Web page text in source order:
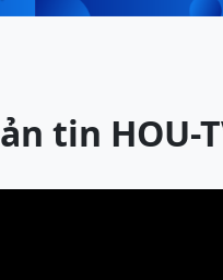
tin HOU-